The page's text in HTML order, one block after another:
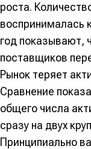
роста.
воспринималась
год показывают,
поставщиков
Рынок теряет
Сравнение
общего числа
сразу на двух
Принципиально